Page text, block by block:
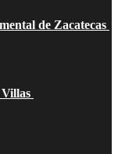
de Zacatecas